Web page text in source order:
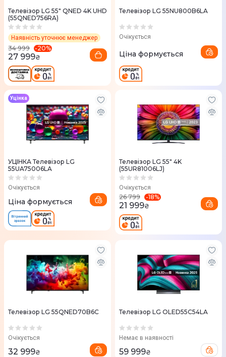
Телевізор LG 55" QNED 4K UHD
(55QNED756RA)
Наявність уточнює менеджер
34 999 -20%
27 999₴
Телевізор LG 55NU800B6LA
Очікується
Ціна формується
УЦІНКА Телевізор LG
55UA75006LA
Очікується
Уцінка
Ціна формується
Телевізор LG 55" 4K
(55UR81006LJ)
Очікується
26 799 -18%
21 999₴
Телевізор LG 55QNED70B6C
Очікується
32 999₴
Телевізор LG OLED55C54LA
Немає в наявності
59 999₴